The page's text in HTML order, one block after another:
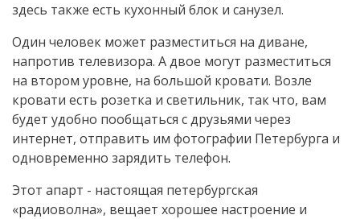
здесь также есть кухонный блок и санузел.
Один человек может разместиться на диване,
напротив телевизора. А двое могут разместиться
на втором уровне, на большой кровати. Возле
кровати есть розетка и светильник, так что, вам
будет удобно пообщаться с друзьями через
интернет, отправить им фотографии Петербурга и
одновременно зарядить телефон.
Этот апарт - настоящая петербургская
«радиоволна», вещает хорошее настроение и